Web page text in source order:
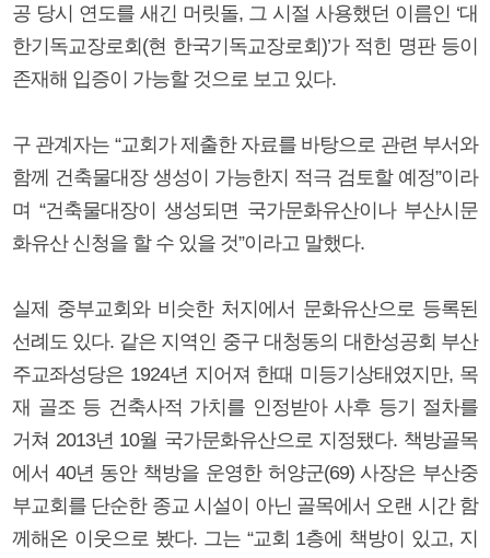
공 당시 연도를 새긴 머릿돌, 그 시절 사용했던 이름인 ‘대
한기독교장로회(현 한국기독교장로회)’가 적힌 명판 등이
존재해 입증이 가능할 것으로 보고 있다.
구 관계자는 “교회가 제출한 자료를 바탕으로 관련 부서와
함께 건축물대장 생성이 가능한지 적극 검토할 예정”이라
며 “건축물대장이 생성되면 국가문화유산이나 부산시문
화유산 신청을 할 수 있을 것”이라고 말했다.
실제 중부교회와 비슷한 처지에서 문화유산으로 등록된
선례도 있다. 같은 지역인 중구 대청동의 대한성공회 부산
주교좌성당은 1924년 지어져 한때 미등기상태였지만, 목
재 골조 등 건축사적 가치를 인정받아 사후 등기 절차를
거쳐 2013년 10월 국가문화유산으로 지정됐다. 책방골목
에서 40년 동안 책방을 운영한 허양군(69) 사장은 부산중
부교회를 단순한 종교 시설이 아닌 골목에서 오랜 시간 함
께해온 이웃으로 봤다. 그는 “교회 1층에 책방이 있고, 지